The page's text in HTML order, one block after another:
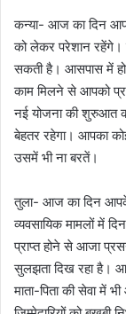
कन्या- आज का दिन
को लेकर परेशान रहेंगे।
सकती है। आसपास में हो
काम मिलने से आपको
नई योजना की शुरुआत
बेहतर रहेगा। आपका
उसमें भी ना बरतें।
तुला- आज का दिन
व्यवसायिक मामलों में
प्राप्त होने से आजा
सुलझता दिख रहा है।
माता-पिता की सेवा में